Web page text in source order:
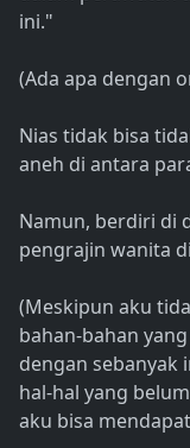
ini."
(Ada apa dengan
Nias tidak bisa
aneh di antara
Namun, berdiri di
pengrajin wanita
(Meskipun aku
bahan-bahan
dengan sebanyak
hal-hal yang
aku bisa